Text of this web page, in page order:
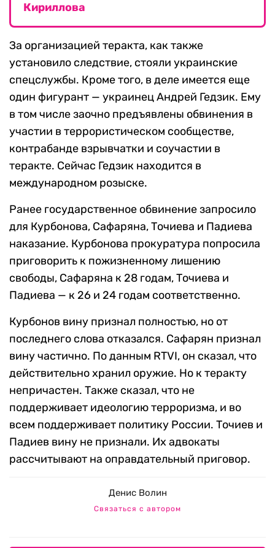
Кириллова
За организацией теракта, как также
установило следствие, стояли украинские
спецслужбы. Кроме того, в деле имеется еще
один фигурант — украинец Андрей Гедзик. Ему
в том числе заочно предъявлены обвинения в
участии в террористическом сообществе,
контрабанде взрывчатки и соучастии в
теракте. Сейчас Гедзик находится в
международном розыске.
Ранее государственное обвинение запросило
для Курбонова, Сафаряна, Точиева и Падиева
наказание. Курбонова прокуратура попросила
приговорить к пожизненному лишению
свободы, Сафаряна к 28 годам, Точиева и
Падиева — к 26 и 24 годам соответственно.
Курбонов вину признал полностью, но от
последнего слова отказался. Сафарян признал
вину частично. По данным RTVI, он сказал, что
действительно хранил оружие. Но к теракту
непричастен. Также сказал, что не
поддерживает идеологию терроризма, и во
всем поддерживает политику России. Точиев и
Падиев вину не признали. Их адвокаты
рассчитывают на оправдательный приговор.
Денис Волин
Связаться с автором